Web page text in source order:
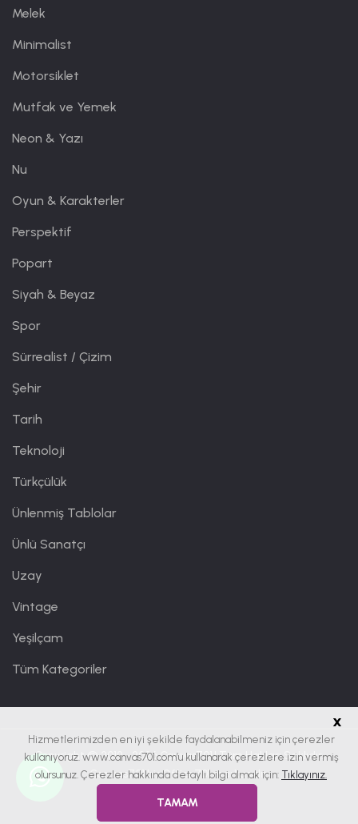
Melek
Minimalist
Motorsiklet
Mutfak ve Yemek
Neon & Yazı
Nu
Oyun & Karakterler
Perspektif
Popart
Siyah & Beyaz
Spor
Sürrealist / Çizim
Şehir
Tarih
Teknoloji
Türkçülük
Ünlenmiş Tablolar
Ünlü Sanatçı
Uzay
Vintage
Yeşilçam
Tüm Kategoriler
Copyright © 2019 - 2026Canvas701| Tüm Hakları Saklıdır.
Canvas701 birOffice701markasıdır.
x
Hizmetlerimizden en iyi şekilde faydalanabilmeniz için çerezler
kullanıyoruz. www.canvas701.com’u kullanarak çerezlere izin vermiş
olursunuz. Çerezler hakkında detaylı bilgi almak için: Tıklayınız.
TAMAM